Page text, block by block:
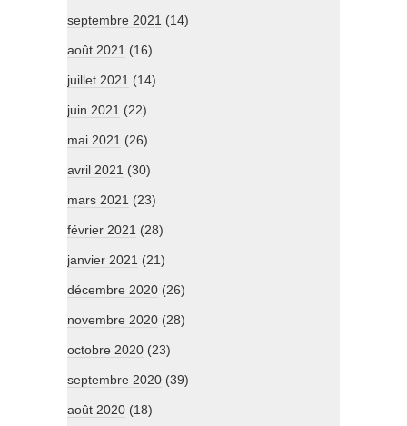
septembre 2021 (14)
août 2021 (16)
juillet 2021 (14)
juin 2021 (22)
mai 2021 (26)
avril 2021 (30)
mars 2021 (23)
février 2021 (28)
janvier 2021 (21)
décembre 2020 (26)
novembre 2020 (28)
octobre 2020 (23)
septembre 2020 (39)
août 2020 (18)